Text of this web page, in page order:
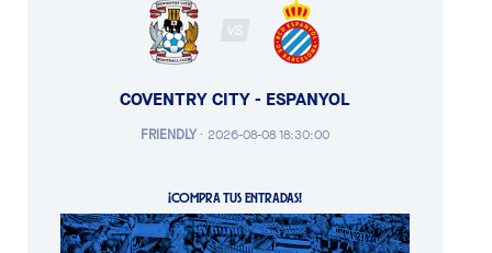
VS
COVENTRY CITY - ESPANYOL
FRIENDLY· 2026-08-08 18:30:00
¡COMPRA TUS ENTRADAS!